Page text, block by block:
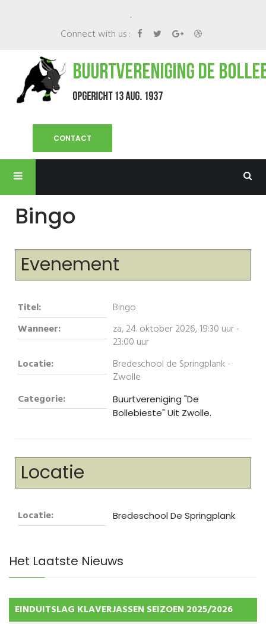
.
Connect with us :
CONTACT
Bingo
Evenement
Titel:
Bingo
Wanneer:
za, 24. oktober 2026,19:30 uur-
23:00 uur
Locatie:
Bredeschool de Springplank -
Zwolle
Categorie:
Buurtvereniging "De
Bollebieste" Uit Zwolle.
Locatie
Locatie: Bredeschool De Springplank
Het Laatste Nieuws
EINDUITSLAG KLAVERJASSEN SEIZOEN 2025/2026